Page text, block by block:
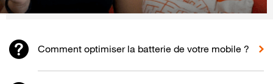
Comment optimiser la batterie de votre mobile ?